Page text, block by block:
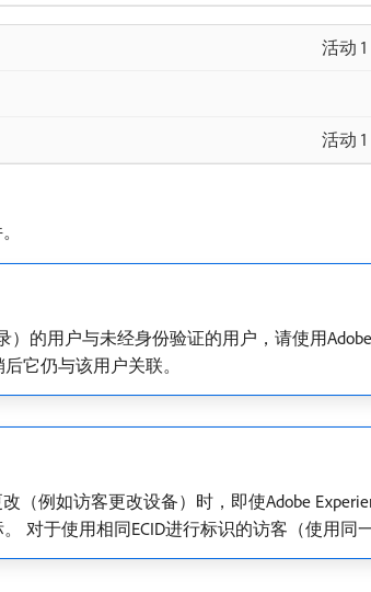
活动 1
活动 1
的用户与未经身份验证的用户，请使用Adobe
它仍与该用户关联。
改（例如访客更改设备）时，即使Adobe
对于使用相同ECID进行标识的访客（使用同